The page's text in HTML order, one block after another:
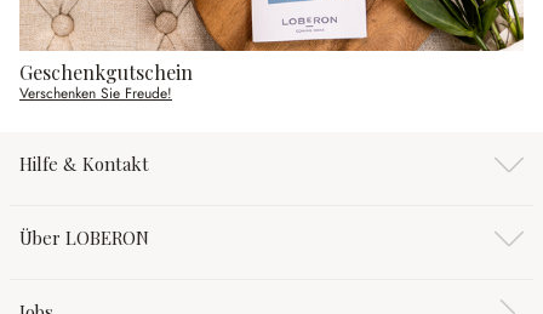
Geschenkgutschein
Verschenken Sie Freude!
Hilfe & Kontakt
Über LOBERON